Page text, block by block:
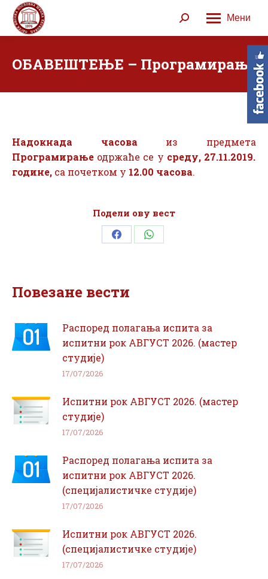
Мени
Search:
ОБАВЕШТЕЊЕ – Програмирање
Надокнада часова из предмета
Програмирање одржаће се у среду, 27.11.2019.
године, са почетком у 12.00 часова.
Подели ову вест
Share Share
Повезане вести
Распоред полагања испита за
испитни рок АВГУСТ 2026. (мастер
студије)
17/07/2026
Испитни рок АВГУСТ 2026. (мастер
студије)
17/07/2026
Распоред полагања испита за
испитни рок АВГУСТ 2026.
(специјалистичке студије)
17/07/2026
Испитни рок АВГУСТ 2026.
(специјалистичке студије)
17/07/2026